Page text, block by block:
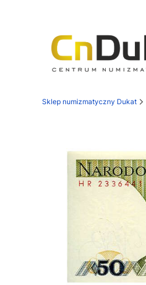
Sklep numizmatyczny Dukat